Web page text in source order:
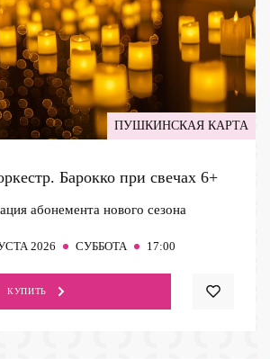
ПУШКИНСКАЯ КАРТА
Барокко при свечах 6+
абонемента нового сезона
2026 СУББОТА 17:00
КУПИТЬ